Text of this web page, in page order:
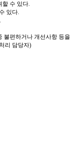
할 수 있다.
있다.
불편하거나 개선사항 등을
리 담당자)